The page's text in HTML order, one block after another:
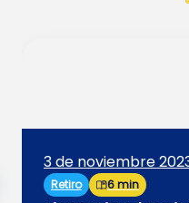
3 de noviembre
Retiro 6 min